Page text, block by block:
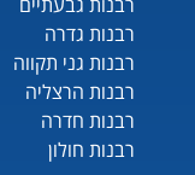
רבנות גדרה
רבנות גני תקווה
רבנות הרצליה
רבנות חדרה
רבנות חולון